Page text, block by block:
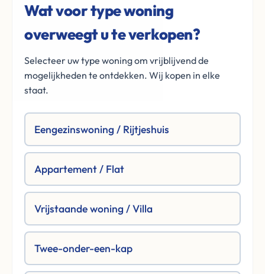
Wat voor type woning
overweegt u te verkopen?
Selecteer uw type woning om vrijblijvend de
mogelijkheden te ontdekken. Wij kopen in elke
staat.
Eengezinswoning / Rijtjeshuis
Appartement / Flat
Vrijstaande woning / Villa
Twee-onder-een-kap